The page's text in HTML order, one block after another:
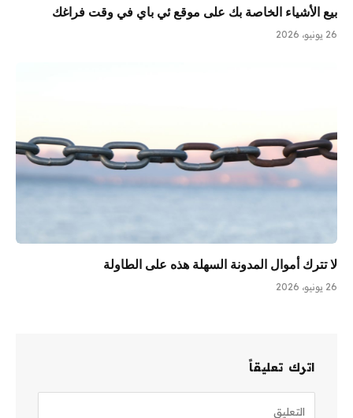
بيع الأشياء الخاصة بك على موقع ئي باي في وقت فراغك
26 يونيو، 2026
لا تترك أموال المدونة السهلة هذه على الطاولة
26 يونيو، 2026
اترك تعليقاً